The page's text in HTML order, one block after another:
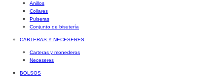
Anillos
Collares
Pulseras
Conjunto de bisutería
CARTERAS Y NECESERES
Carteras y monederos
Neceseres
BOLSOS